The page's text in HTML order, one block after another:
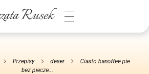
Przepisy deser
Ciasto banoffee pie
bez piecze...